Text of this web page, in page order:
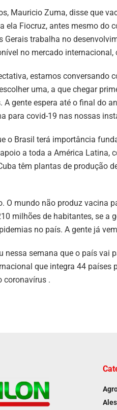
Mauricio Zuma, disse que
ela Fiocruz, antes mesmo do
Gerais trabalha no
no mercado
estamos conversando
uma, a que chegar
gente espera até o final do
para covid-19 nas nossas
o Brasil terá importância
a toda a América Latina,
têm plantas de produção
O mundo não produz vacina
milhões de habitantes, se a
no país. A gente já
nessa semana que o país vai
que integra 44 países
coronavírus .
Ales